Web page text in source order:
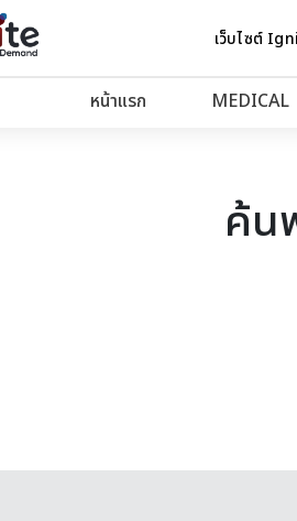
เว็บไซต์
หน้าแรก MEDICAL
ค้น